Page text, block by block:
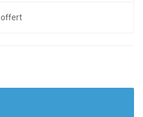
offert